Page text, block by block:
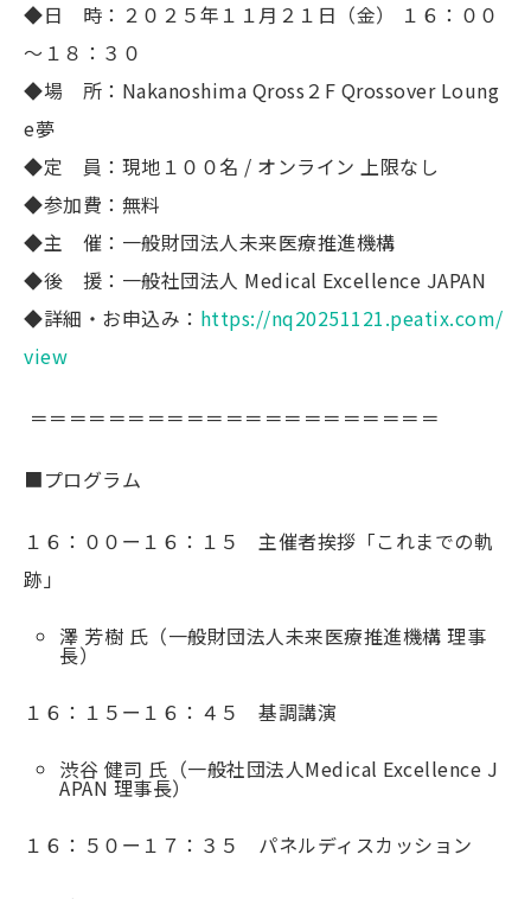
◆日 時：２０２５年１１月２１日（金） １６：００
～１８：３０
◆場 所：Nakanoshima Qross２F Qrossover Loung
e夢
◆定 員：現地１００名 / オンライン 上限なし
◆参加費：無料
◆主 催：一般財団法人未来医療推進機構
◆後 援：一般社団法人 Medical Excellence JAPAN
◆詳細・お申込み： https://nq20251121.peatix.com/
view
＝＝＝＝＝＝＝＝＝＝＝＝＝＝＝＝＝＝＝＝＝
■プログラム
１６：００ー１６：１５ 主催者挨拶「これまでの軌
跡」
澤 芳樹 氏（一般財団法人未来医療推進機構 理事
長）
１６：１５ー１６：４５ 基調講演
渋谷 健司 氏（一般社団法人Medical Excellence J
APAN 理事長）
１６：５０ー１７：３５ パネルディスカッション